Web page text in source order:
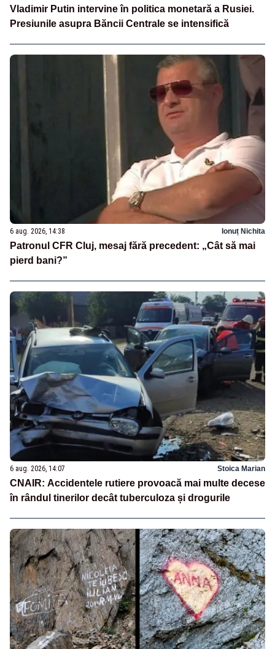
Vladimir Putin intervine în politica monetară a Rusiei.
Presiunile asupra Băncii Centrale se intensifică
6 aug. 2026, 14:38 Ionuț Nichita
Patronul CFR Cluj, mesaj fără precedent: „Cât să mai
pierd bani?”
6 aug. 2026, 14:07 Stoica Marian
CNAIR: Accidentele rutiere provoacă mai multe decese
în rândul tinerilor decât tuberculoza și drogurile